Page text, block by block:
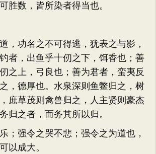
胜数，皆所染者得当也。
功名之不可得逃，犹表之与影，
者，出鱼乎十仞之下，饵香也；善
之上，弓良也；善为君者，蛮夷反
，德厚也。水泉深则鱼鳖归之，树
庶草茂则禽兽归之，人主贤则豪杰
归之者，而务其所以归。
强令之哭不悲；强令之为道也，
以成大。